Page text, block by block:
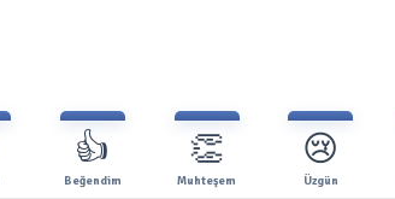
👍
Beğendim
👏
Muhteşem
😢
Üzgün